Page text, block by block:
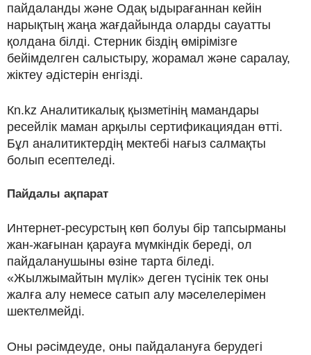
пайдаланды және Одақ ыдырағаннан кейін
нарықтың жаңа жағдайында оларды сауатты
қолдана білді. Стерник біздің өмірімізге
бейімделген салыстыру, жорамал және саралау,
жіктеу әдістерін енгізді.
Кn.kz Аналитикалық қызметінің мамандары
ресейлік маман арқылы сертификациядан өтті.
Бұл аналитиктердің мектебі нағыз салмақты
болып есептеледі.
Пайдалы ақпарат
Интернет-ресурстың көп болуы бір тапсырманы
жан-жағынан қарауға мүмкіндік береді, ол
пайдаланушыны өзіне тарта біледі.
«Жылжымайтын мүлік» деген түсінік тек оны
жалға алу немесе сатып алу мәселелерімен
шектелмейді.
Оны рәсімдеуде, оны пайдалануға берудегі